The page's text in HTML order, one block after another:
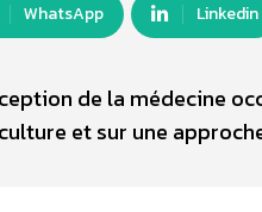
WhatsApp Linkedin
de la médecine
et sur une